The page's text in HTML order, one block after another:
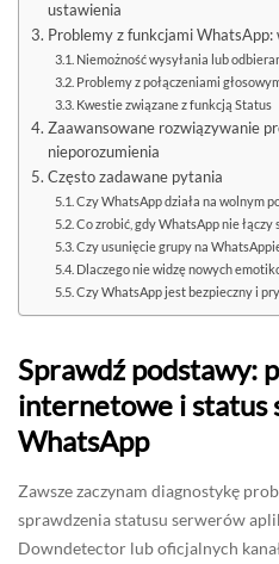
ustawienia
Problemy z funkcjami WhatsApp:
Niemożność wysyłania lub
Problemy z połączeniami
Kwestie związane z funkcją Status
Zaawansowane rozwiązywanie
nieporozumienia
Często zadawane pytania
Czy WhatsApp działa na wolnym
Co zrobić, gdy WhatsApp nie
Czy usunięcie grupy na
Dlaczego nie widzę nowych
Czy WhatsApp jest bezpieczny i
Sprawdź podstawy:
internetowe i status
WhatsApp
Zawsze zaczynam diagnostykę
sprawdzenia statusu serwerów
Downdetector lub oficjalnych